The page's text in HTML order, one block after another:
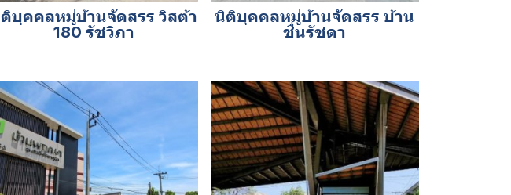
บุคคลหมู่บ้านจัดสรร วิสต้า
180 รัชวิภา
นิติบุคคลหมู่บ้านจัดสรร บ้าน
ชื่นรัชดา